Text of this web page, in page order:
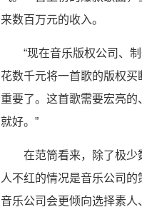
来数百万元的收入。
“现在音乐版权公司、
花数千元将一首歌的版权
重要了。这首歌需要宏亮
就好。”
在范筒看来，除了极少
人不红的情况是音乐公司
音乐公司会更倾向选择素